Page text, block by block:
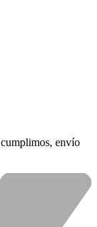
envío